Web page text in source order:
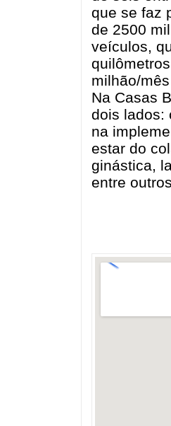
que se faz
de 2500
veículos,
milhão/
Na Casas
dois lados:
na
estar do
ginástica,
entre